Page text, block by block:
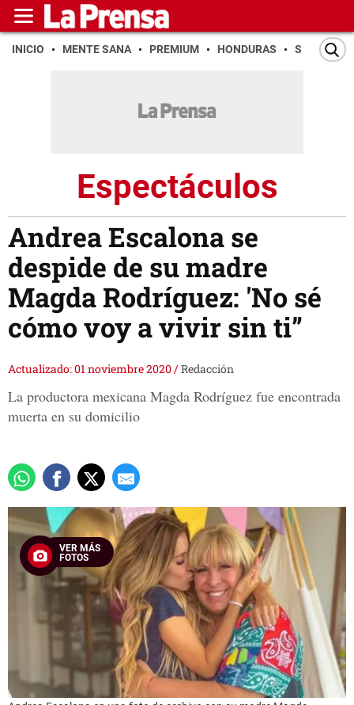
INICIO MENTE SANA PREMIUM HONDURAS SAN PEDRO
Espectáculos
Andrea Escalona se
despide de su madre
Magda Rodríguez: 'No sé
cómo voy a vivir sin ti”
Actualizado: 01 noviembre 2020/Redacción
La productora mexicana Magda Rodríguez fue encontrada
muerta en su domicilio
VER MÁS
FOTOS